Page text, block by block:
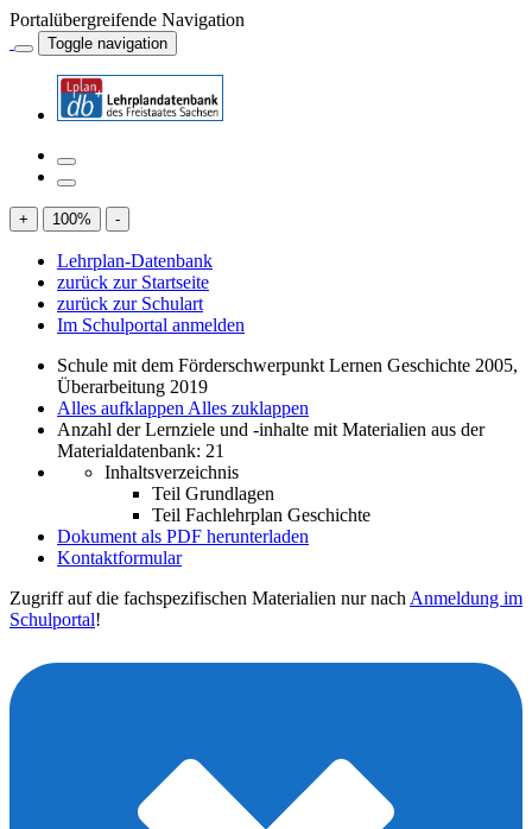
Portalübergreifende Navigation
Toggle navigation
+ 100% -
Lehrplan-Datenbank
zurück zur Startseite
zurück zur Schulart
Im Schulportal anmelden
Schule mit dem Förderschwerpunkt Lernen Geschichte 2005,
Überarbeitung 2019
Alles aufklappen Alles zuklappen
Anzahl der Lernziele und -inhalte mit Materialien aus der
Materialdatenbank: 21
Inhaltsverzeichnis
Teil Grundlagen
Teil Fachlehrplan Geschichte
Dokument als PDF herunterladen
Kontaktformular
Zugriff auf die fachspezifischen Materialien nur nach Anmeldung im
Schulportal!